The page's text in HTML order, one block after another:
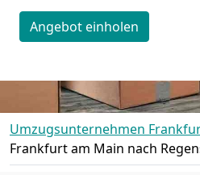
Angebot einholen
Umzugsunternehmen
Frankfurt am Main nach